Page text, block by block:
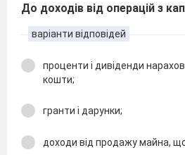
До доходів від операцій з
варіанти відповідей
проценти і дивіденди
кошти;
гранти і дарунки;
доходи від продажу майна,